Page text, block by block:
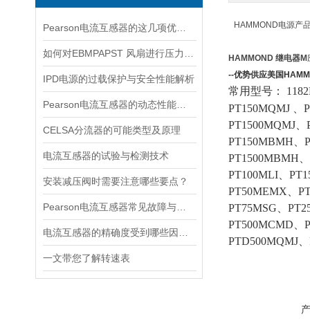
IPD电源的过载保护与安全性能解析
CELSA分流器的可能类型及原理
电流互感器的试验与检测技术
安装减压阀时需要注意哪些要点？
一文带您了解转速表
HAMMOND电源产
HAMMOND 继电器M
--优势供应美国
常用型号：
PT150MQMJ 、
PT1500MQMJ
PT150MBMH、
PT1500MBMH
PT100MLI、
PT50MEMX、
PT75MSG、
PT500MCMD、
PTD500MQMJ